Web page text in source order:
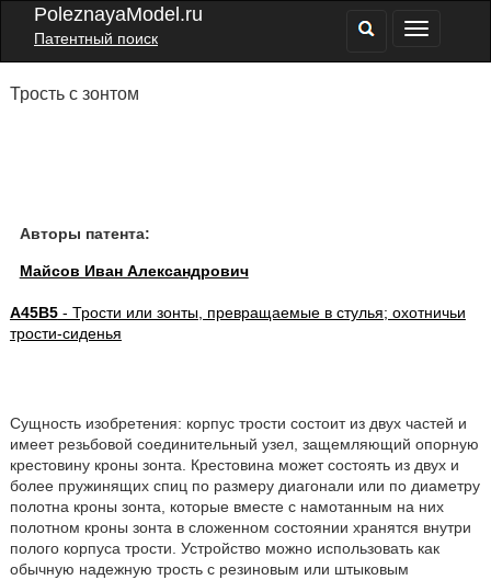
PoleznayaModel.ru
Патентный поиск
Трость с зонтом
Авторы патента:
Майсов Иван Александрович
A45B5- Трости или зонты, превращаемые в стулья; охотничьи
трости-сиденья
Сущность изобретения: корпус трости состоит из двух частей и
имеет резьбовой соединительный узел, защемляющий опорную
крестовину кроны зонта. Крестовина может состоять из двух и
более пружинящих спиц по размеру диагонали или по диаметру
полотна кроны зонта, которые вместе с намотанным на них
полотном кроны зонта в сложенном состоянии хранятся внутри
полого корпуса трости. Устройство можно использовать как
обычную надежную трость с резиновым или штыковым